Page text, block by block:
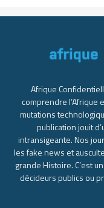
Afrique
comprendre l’Afrique
mutations
publication jouit
intransigeante. Nos
les fake news et
grande Histoire. C’est
décideurs publics ou